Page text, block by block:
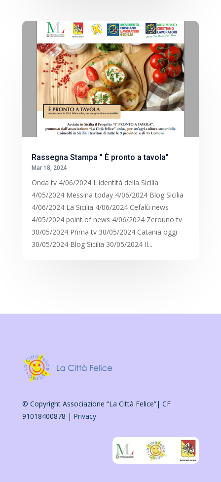
Rassegna Stampa ” È pronto a tavola”
Mar 18, 2024
Onda tv 4/06/2024 L'identità della Sicilia
4/05/2024 Messina today 4/06/2024 Blog Sicilia
4/06/2024 La Sicilia 4/06/2024 Cefalù news
4/05/2024 point of news 4/06/2024 Zerouno tv
30/05/2024 Prima tv 30/05/2024 Catania oggi
30/05/2024 Blog Sicilia 30/05/2024 Il...
© Copyright Associazione “La Città Felice”| CF
91018400878 | Privacy